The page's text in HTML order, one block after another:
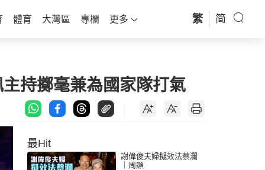
體育 大灣區 專欄 更多 繁 简
持擲毫兼為國家隊打氣
最Hit
謝偉俊夫婦擬效法蔡瀾
｜周顯